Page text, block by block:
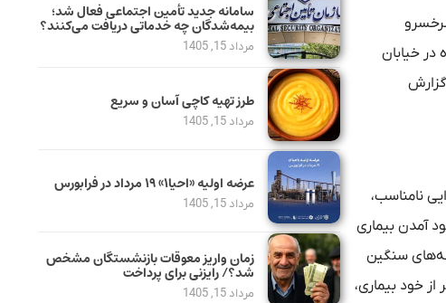
در خیابان
نامناسب،
آمدن بیماری
است که اکنون هزینه‌های سنگین
خود بیماری،
سامانه جدید تأمین اجتماعی فعال شد؛
بیمه‌شدگان چه خدماتی دریافت می‌کنند؟
مرداد 15, 1405
طرز تهیه کاچی آسان و سریع
مرداد 15, 1405
عرضه اولیه «احیا۱» ۱۹ مرداد در فرابورس
مرداد 15, 1405
زمان واریز معوقات بازنشستگان مشخص
شد؟/ رایزنی برای پرداخت
مرداد 15, 1405